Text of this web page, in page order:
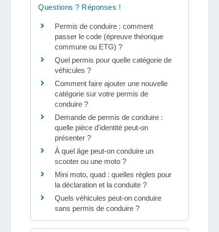
Questions ? Réponses !
Permis de conduire : comment
passer le code (épreuve théorique
commune ou ETG) ?
Quel permis pour quelle catégorie de
véhicules ?
Comment faire ajouter une nouvelle
catégorie sur votre permis de
conduire ?
Demande de permis de conduire :
quelle pièce d'identité peut-on
présenter ?
À quel âge peut-on conduire un
scooter ou une moto ?
Mini moto, quad : quelles règles pour
la déclaration et la conduite ?
Quels véhicules peut-on conduire
sans permis de conduire ?